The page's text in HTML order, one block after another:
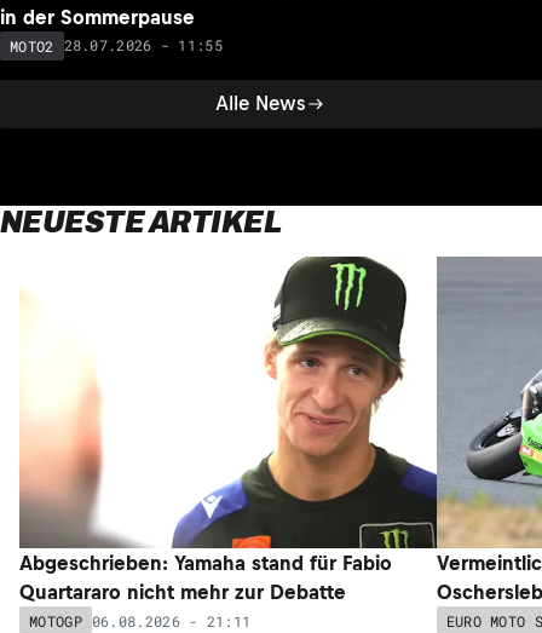
Alle News
in der Sommerpause
MOTO2 28.07.2026 - 11:55
NEUESTE ARTIKEL
Abgeschrieben: Yamaha stand für Fabio
Quartararo nicht mehr zur Debatte
MOTOGP 06.08.2026 - 21:11 EURO MOTO